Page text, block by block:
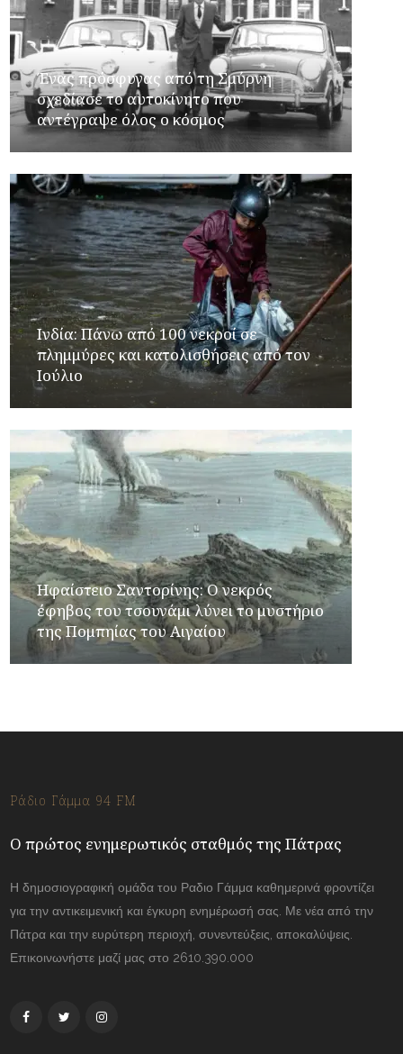
Ένας πρόσφυγας από τη Σμύρνη
σχεδίασε το αυτοκίνητο που
αντέγραψε όλος ο κόσμος
Ινδία: Πάνω από 100 νεκροί σε
πλημμύρες και κατολισθήσεις από τον
Ιούλιο
Ηφαίστειο Σαντορίνης: Ο νεκρός
έφηβος του τσουνάμι λύνει το μυστήριο
της Πομπηίας του Αιγαίου
Ράδιο Γάμμα 94 FM
Ο πρώτος ενημερωτικός σταθμός της Πάτρας
Η δημοσιογραφική ομάδα του Ραδιο Γάμμα καθημερινά φροντίζει
για την αντικειμενική και έγκυρη ενημέρωσή σας. Με νέα από την
Πάτρα και την ευρύτερη περιοχή, συνεντεύξεις, αποκαλύψεις.
Επικοινωνήστε μαζί μας στο 2610.390.000